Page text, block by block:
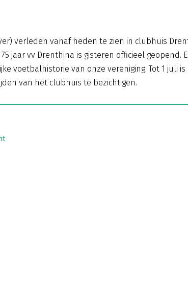
verleden vanaf heden te zien in clubhuis
jaar vv Drenthina is gisteren officieel geopend.
voetbalhistorie van onze vereniging. Tot 1 juli
van het clubhuis te bezichtigen.